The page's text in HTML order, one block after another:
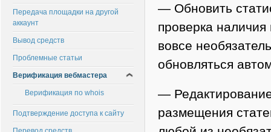
— Обновить
проверка
вовсе
обновляться
—
размещения
Передача площадки на другой
аккаунт
Вывод средств
Проблемные статьи
Верификация вебмастера
Верификация по whois
Подтверждение доступа к сайту